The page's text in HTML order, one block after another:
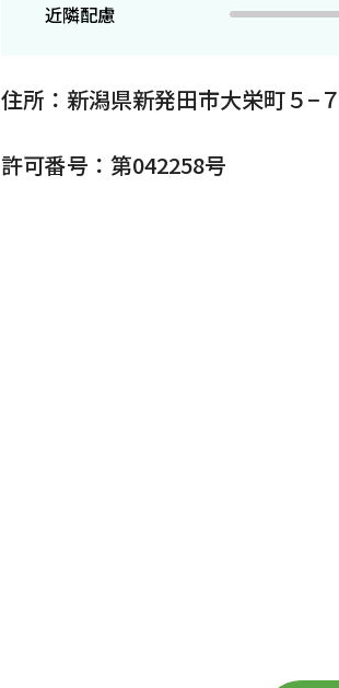
近隣配慮
住所：新潟県新発田市大栄町５−
許可番号：第042258号